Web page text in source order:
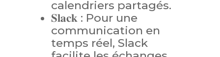
calendriers partagés.
𝐒𝐥𝐚𝐜𝐤 : Pour une
communication en
temps réel, Slack